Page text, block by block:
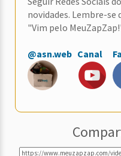
novidades. Lembre-
"Vim pelo
@asn.web Canal